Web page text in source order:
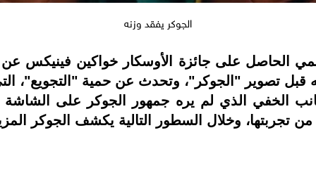
الجوكر يفقد وزنه
الحاصل على جائزة الأوسكار خواكين
جرامًا من وزنه قبل تصوير "الجوكر"، وتحدث عن حمية
الخفي الذي لم يره جمهور الجوكر على
تجربتها، وخلال السطور التالية يكشف الجوكر